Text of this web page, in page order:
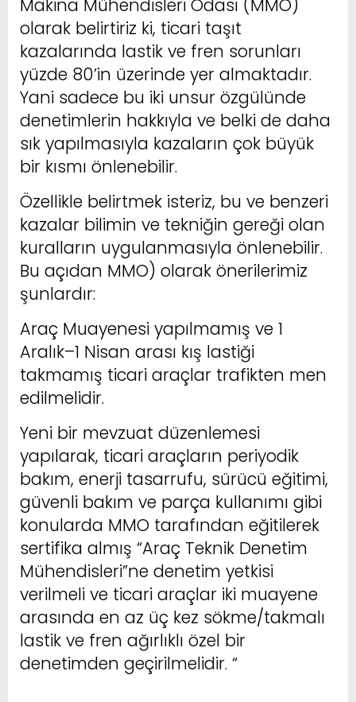
Makina Mühendisleri Odası (MMO)
olarak belirtiriz ki, ticari taşıt
kazalarında lastik ve fren sorunları
yüzde 80’in üzerinde yer almaktadır.
Yani sadece bu iki unsur özgülünde
denetimlerin hakkıyla ve belki de daha
sık yapılmasıyla kazaların çok büyük
bir kısmı önlenebilir.
Özellikle belirtmek isteriz, bu ve benzeri
kazalar bilimin ve tekniğin gereği olan
kuralların uygulanmasıyla önlenebilir.
Bu açıdan MMO) olarak önerilerimiz
şunlardır:
Araç Muayenesi yapılmamış ve 1
Aralık–1 Nisan arası kış lastiği
takmamış ticari araçlar trafikten men
edilmelidir.
Yeni bir mevzuat düzenlemesi
yapılarak, ticari araçların periyodik
bakım, enerji tasarrufu, sürücü eğitimi,
güvenli bakım ve parça kullanımı gibi
konularda MMO tarafından eğitilerek
sertifika almış “Araç Teknik Denetim
Mühendisleri”ne denetim yetkisi
verilmeli ve ticari araçlar iki muayene
arasında en az üç kez sökme/takmalı
lastik ve fren ağırlıklı özel bir
denetimden geçirilmelidir. “